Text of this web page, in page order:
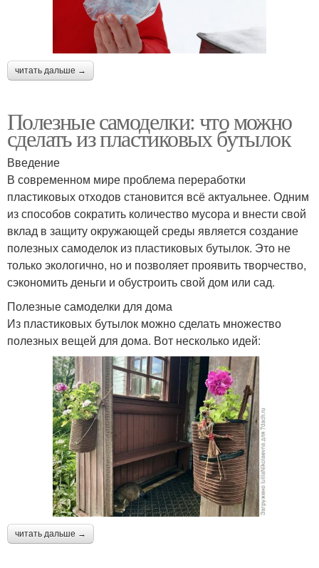
читать дальше →
Полезные самоделки: что можно
сделать из пластиковых бутылок
Введение
В современном мире проблема переработки
пластиковых отходов становится всё актуальнее. Одним
из способов сократить количество мусора и внести свой
вклад в защиту окружающей среды является создание
полезных самоделок из пластиковых бутылок. Это не
только экологично, но и позволяет проявить творчество,
сэкономить деньги и обустроить свой дом или сад.
Полезные самоделки для дома
Из пластиковых бутылок можно сделать множество
полезных вещей для дома. Вот несколько идей:
читать дальше →